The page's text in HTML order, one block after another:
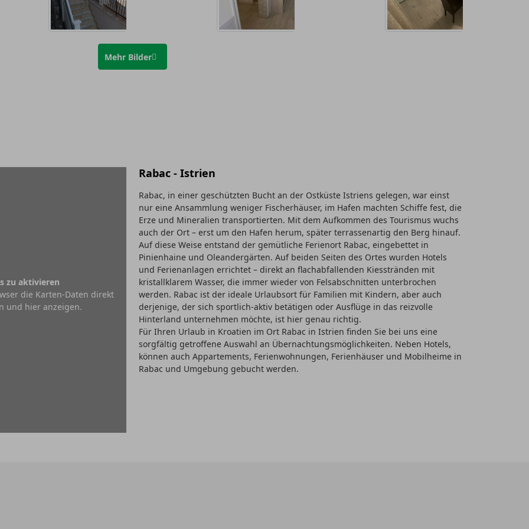
Mehr Bilder
zu aktivieren
die Karten-Daten direkt
und hier anzeigen.
Rabac - Istrien
Rabac, in einer geschützten Bucht an der Ostküste Istriens gelegen, war einst
nur eine Ansammlung weniger Fischerhäuser, im Hafen machten Schiffe fest, die
Erze und Mineralien transportierten. Mit dem Aufkommen des Tourismus wuchs
auch der Ort – erst um den Hafen herum, später terrassenartig den Berg hinauf.
Auf diese Weise entstand der gemütliche Ferienort Rabac, eingebettet in
Pinienhaine und Oleandergärten. Auf beiden Seiten des Ortes wurden Hotels
und Ferienanlagen errichtet – direkt an flachabfallenden Kiesstränden mit
kristallklarem Wasser, die immer wieder von Felsabschnitten unterbrochen
werden. Rabac ist der ideale Urlaubsort für Familien mit Kindern, aber auch
derjenige, der sich sportlich-aktiv betätigen oder Ausflüge in das reizvolle
Hinterland unternehmen möchte, ist hier genau richtig.
Für Ihren Urlaub in Kroatien im Ort Rabac in Istrien finden Sie bei uns eine
sorgfältig getroffene Auswahl an Übernachtungsmöglichkeiten. Neben Hotels,
können auch Appartements, Ferienwohnungen, Ferienhäuser und Mobilheime in
Rabac und Umgebung gebucht werden.